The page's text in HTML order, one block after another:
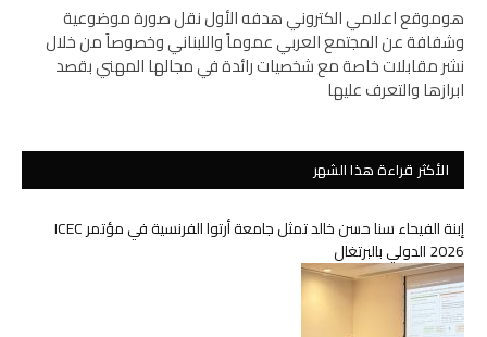
هوموقع اعلامي الكتروني هدفه الأول نقل صورة موضوعية
وشفافة عن المجتمع العربي عموماً واللبناني وخصوصاً من خلال
نشر مقابلات خاصة مع شخصيات رائدة في مجالها المهني بقصد
ابرازها والتعرف عليها
الأكثر قراءة هذا الشهر
إبنة الفيحاء سنا حسن خالد تمثل جامعة أرتوا الفرنسية في مؤتمر ICEC
2026 الدولي بالبرتغال